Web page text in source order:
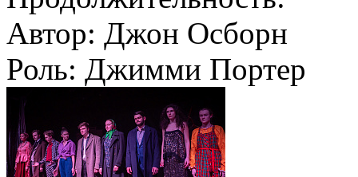
Автор: Джон Осборн
Роль: Джимми Портер